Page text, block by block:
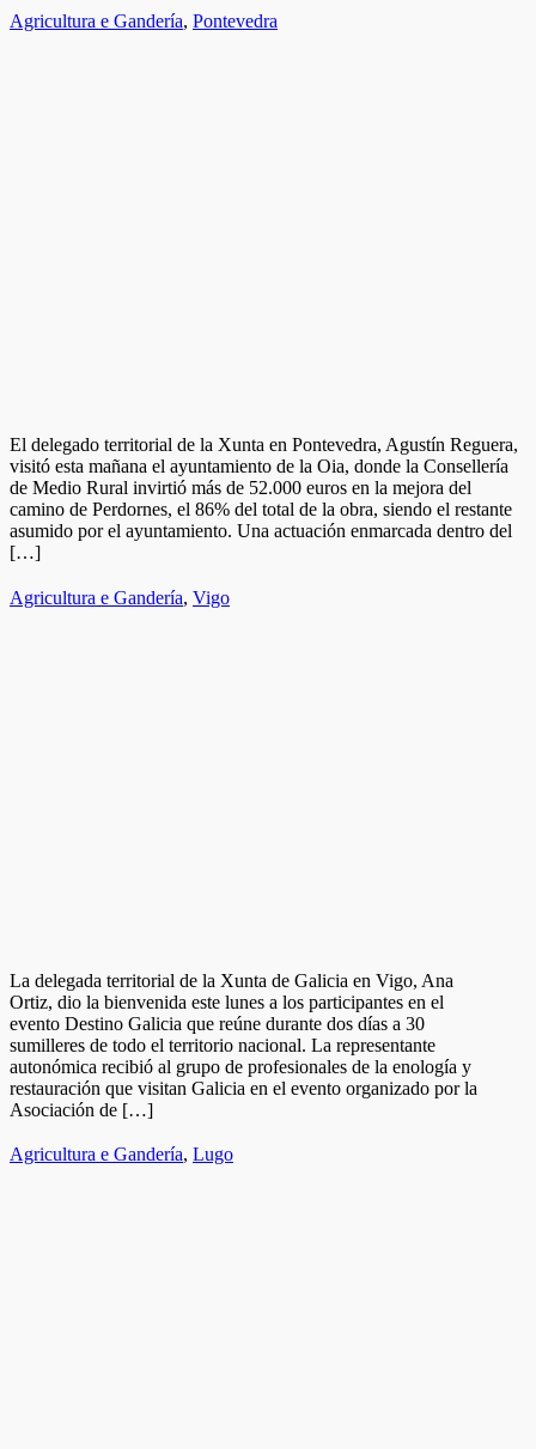
Agricultura e Gandería, Pontevedra
El delegado territorial de la Xunta en Pontevedra, Agustín Reguera,
visitó esta mañana el ayuntamiento de la Oia, donde la Consellería
de Medio Rural invirtió más de 52.000 euros en la mejora del
camino de Perdornes, el 86% del total de la obra, siendo el restante
asumido por el ayuntamiento. Una actuación enmarcada dentro del
[…]
Agricultura e Gandería, Vigo
La delegada territorial de la Xunta de Galicia en Vigo, Ana
Ortiz, dio la bienvenida este lunes a los participantes en el
evento Destino Galicia que reúne durante dos días a 30
sumilleres de todo el territorio nacional. La representante
autonómica recibió al grupo de profesionales de la enología y
restauración que visitan Galicia en el evento organizado por la
Asociación de […]
Agricultura e Gandería, Lugo